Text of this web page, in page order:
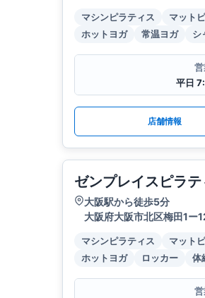
マシンピラティス マット
ホットヨガ
常温ヨガ シ
平日
店舗情報
ゼンプレイスピラ
大阪駅から徒歩5分
大阪府大阪市北区梅田1ー
マシンピラティス マット
ホットヨガ
ロッカー 体